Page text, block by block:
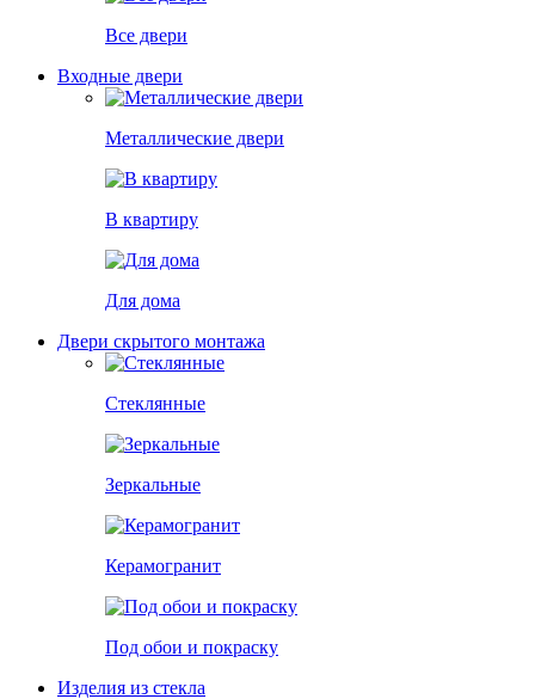
Все двери
Входные двери
Металлические двери
В квартиру
Для дома
Двери скрытого монтажа
Стеклянные
Зеркальные
Керамогранит
Под обои и покраску
Изделия из стекла